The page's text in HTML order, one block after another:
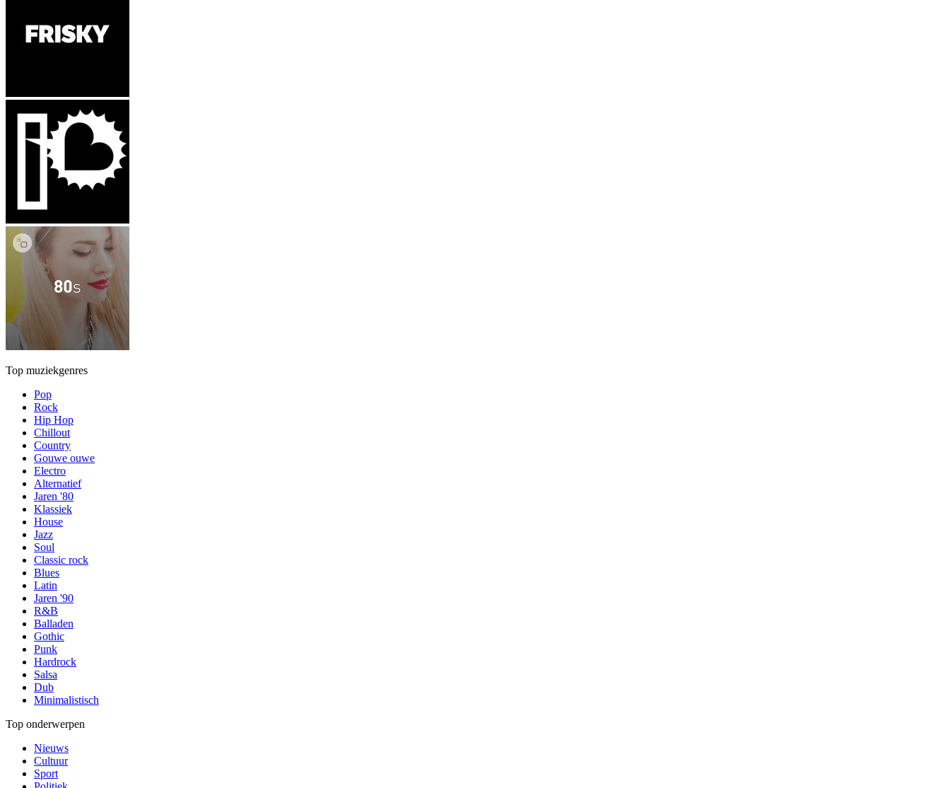
Top muziekgenres
Pop
Rock
Hip Hop
Chillout
Country
Gouwe ouwe
Electro
Alternatief
Jaren '80
Klassiek
House
Jazz
Soul
Classic rock
Blues
Latin
Jaren '90
R&B
Balladen
Gothic
Punk
Hardrock
Salsa
Dub
Minimalistisch
Top onderwerpen
Nieuws
Cultuur
Sport